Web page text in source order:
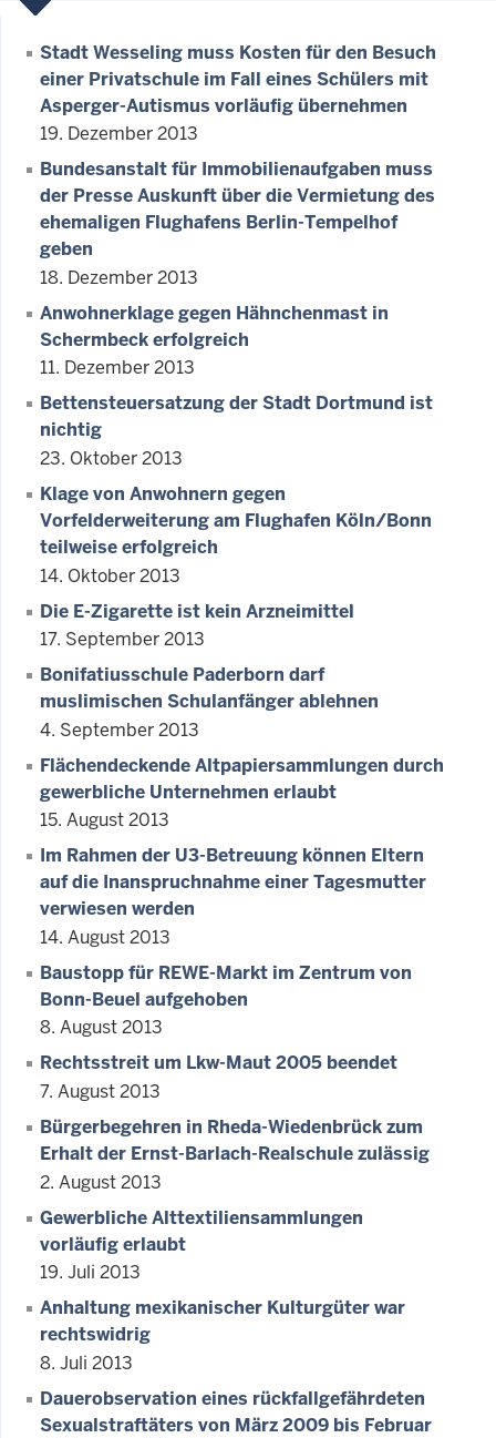
Stadt Wesseling muss Kosten für den Besuch
einer Privatschule im Fall eines Schülers mit
Asperger-Autismus vorläufig übernehmen
19. Dezember 2013
Bundesanstalt für Immobilienaufgaben muss
der Presse Auskunft über die Vermietung des
ehemaligen Flughafens Berlin-Tempelhof
geben
18. Dezember 2013
Anwohnerklage gegen Hähnchenmast in
Schermbeck erfolgreich
11. Dezember 2013
Bettensteuersatzung der Stadt Dortmund ist
nichtig
23. Oktober 2013
Klage von Anwohnern gegen
Vorfelderweiterung am Flughafen Köln/Bonn
teilweise erfolgreich
14. Oktober 2013
Die E-Zigarette ist kein Arzneimittel
17. September 2013
Bonifatiusschule Paderborn darf
muslimischen Schulanfänger ablehnen
4. September 2013
Flächendeckende Altpapiersammlungen durch
gewerbliche Unternehmen erlaubt
15. August 2013
Im Rahmen der U3-Betreuung können Eltern
auf die Inanspruchnahme einer Tagesmutter
verwiesen werden
14. August 2013
Baustopp für REWE-Markt im Zentrum von
Bonn-Beuel aufgehoben
8. August 2013
Rechtsstreit um Lkw-Maut 2005 beendet
7. August 2013
Bürgerbegehren in Rheda-Wiedenbrück zum
Erhalt der Ernst-Barlach-Realschule zulässig
2. August 2013
Gewerbliche Alttextiliensammlungen
vorläufig erlaubt
19. Juli 2013
Anhaltung mexikanischer Kulturgüter war
rechtswidrig
8. Juli 2013
Dauerobservation eines rückfallgefährdeten
Sexualstraftäters von März 2009 bis Februar